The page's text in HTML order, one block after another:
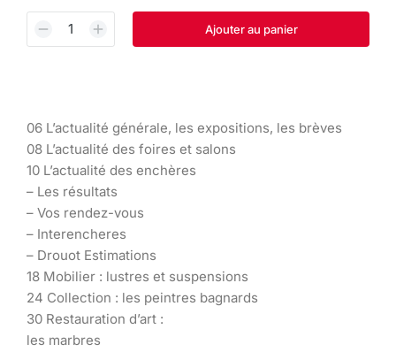
Ajouter au panier
06 L’actualité générale, les expositions, les brèves
08 L’actualité des foires et salons
10 L’actualité des enchères
– Les résultats
– Vos rendez-vous
– Interencheres
– Drouot Estimations
18 Mobilier : lustres et suspensions
24 Collection : les peintres bagnards
30 Restauration d’art :
les marbres